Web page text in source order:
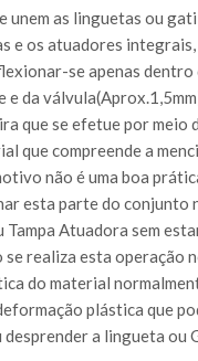
unem as linguetas ou
e os atuadores
se apenas dentro
e da
que se efetue por meio
que compreende a
não é uma boa
esta parte do conjunto
Tampa Atuadora sem
realiza esta operação
do material
plástica que
desprender a lingueta ou